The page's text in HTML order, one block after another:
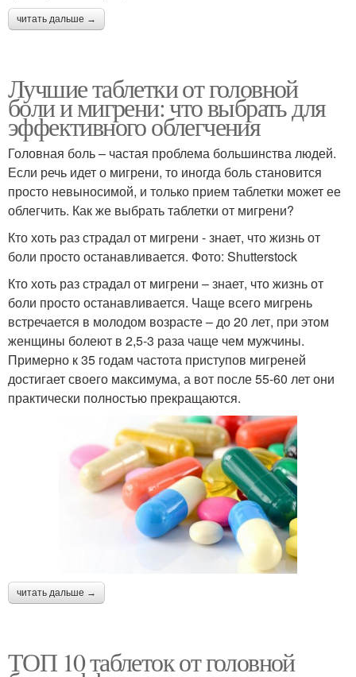
читать дальше →
Лучшие таблетки от головной
боли и мигрени: что выбрать для
эффективного облегчения
Головная боль – частая проблема большинства людей.
Если речь идет о мигрени, то иногда боль становится
просто невыносимой, и только прием таблетки может ее
облегчить. Как же выбрать таблетки от мигрени?
Кто хоть раз страдал от мигрени - знает, что жизнь от
боли просто останавливается. Фото: Shutterstock
Кто хоть раз страдал от мигрени – знает, что жизнь от
боли просто останавливается. Чаще всего мигрень
встречается в молодом возрасте – до 20 лет, при этом
женщины болеют в 2,5-3 раза чаще чем мужчины.
Примерно к 35 годам частота приступов мигреней
достигает своего максимума, а вот после 55-60 лет они
практически полностью прекращаются.
читать дальше →
ТОП 10 таблеток от головной